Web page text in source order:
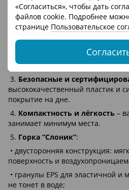
«Согласиться», чтобы дать
файлов cookie. Подробнее
странице Пользовательское
дома.
Основные преимущества:
1.Комплексное решение–
комплекте решают все вопросы
Электронный датчик
определяет нужную
3. Безопасные и
высококачественный пластик и
покрытие на дне.
4. Компактность и лёгкость –
занимает минимум места.
5. Горка “Слоник”:
• двусторонняя конструкция:
поверхность и
• гранулы EPS для эластичной и
не тонет в воде;